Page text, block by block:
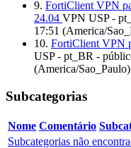
9. FortiClient VPN
24.04 VPN USP -
17:51 (America/
10. FortiClient VPN
USP - pt_BR -
(America/Sao_Paulo)
Subcategorias
Nome Comentário
Subcategorias não